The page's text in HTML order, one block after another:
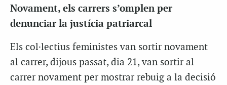
Novament, els carrers s’omplen per
denunciar la justícia patriarcal
Els col·lectius feministes van sortir novament
al carrer, dijous passat, dia 21, van sortir al
carrer novament per mostrar rebuig a la decisió